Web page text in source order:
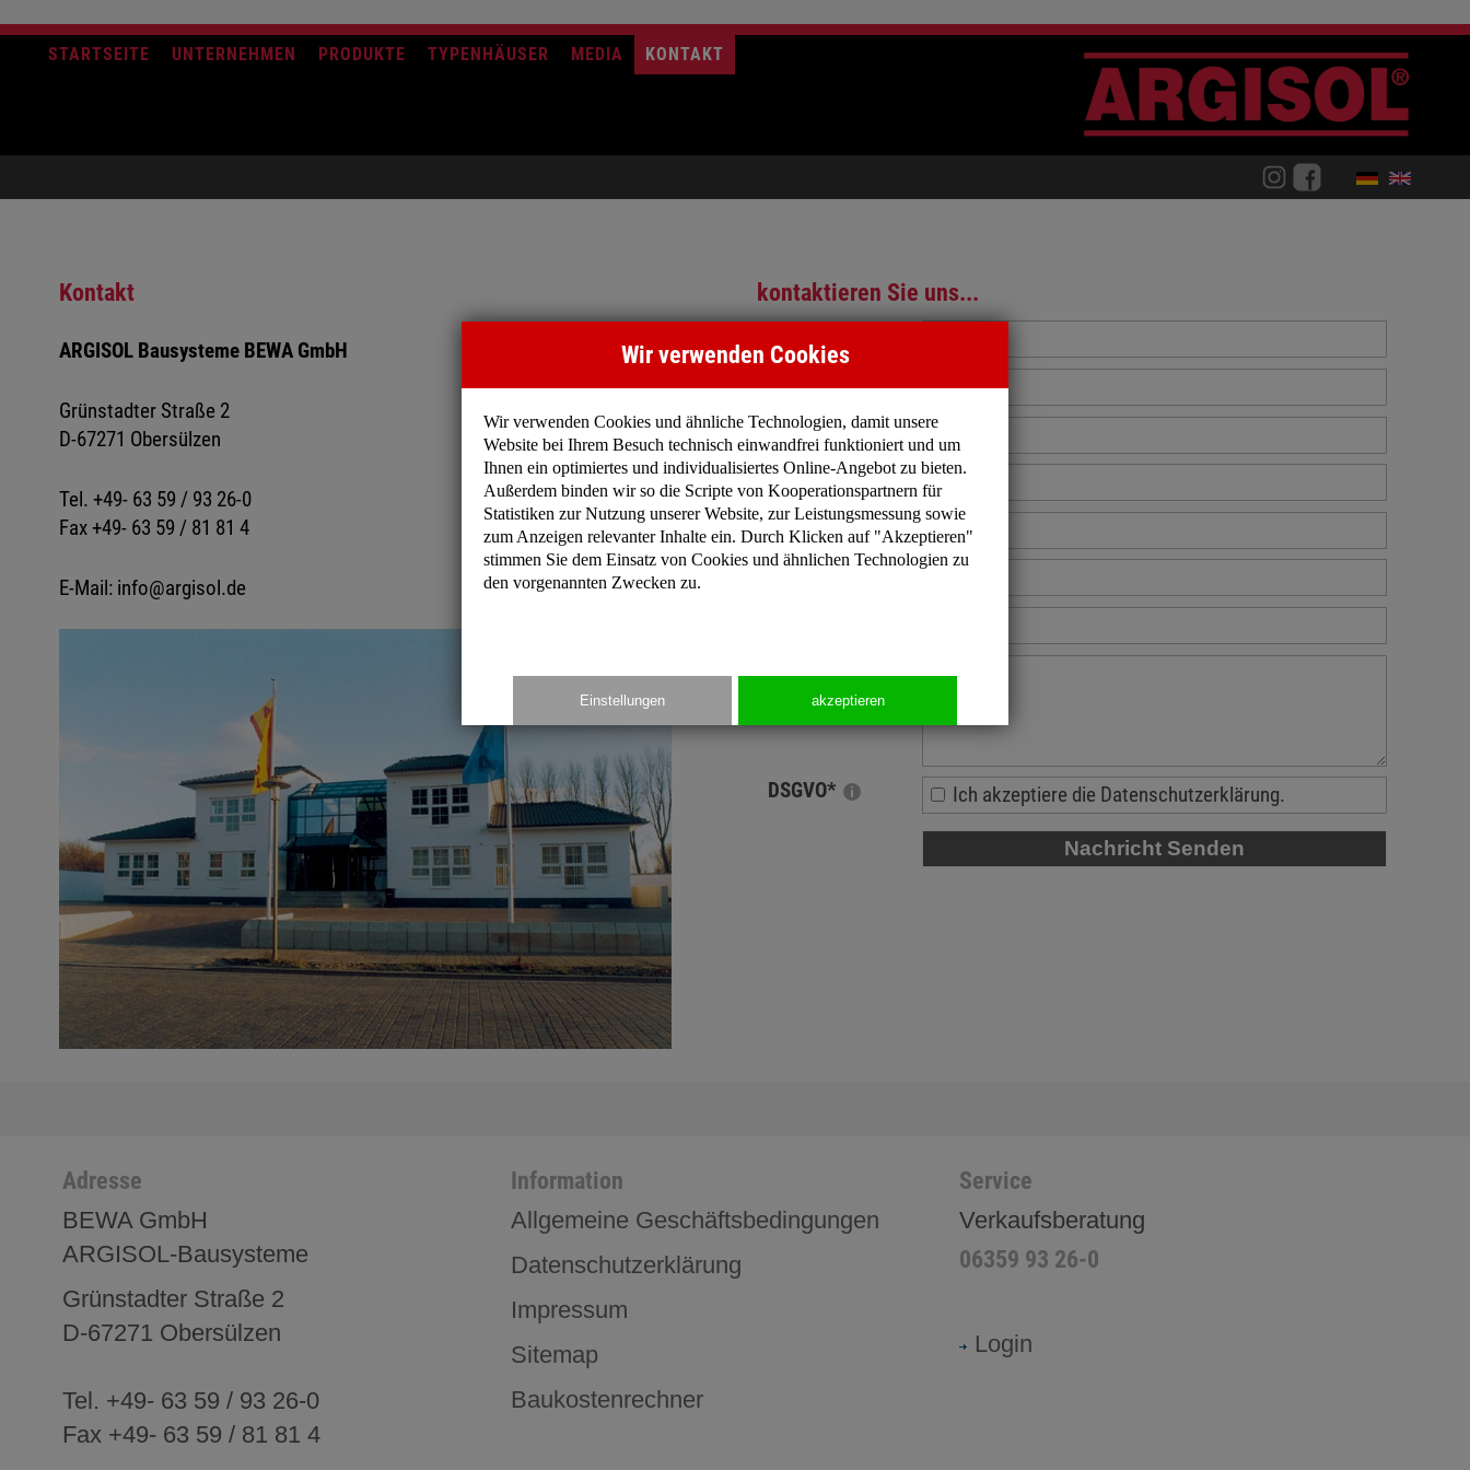
STARTSEITE UNTERNEHMEN PRODUKTE TYPENHÄUSER MEDIA KONTAKT
Kontakt
ARGISOL Bausysteme BEWA GmbH
Grünstadter Straße 2
D-67271 Obersülzen
Tel. +49- 63 59 / 93 26-0
Fax +49- 63 59 / 81 81 4
E-Mail: info@argisol.de
kontaktieren Sie uns...
Name*
Straße, Nr.*
Ort*
PLZ
Telefon*
DSGVO* Ich akzeptiere die Datenschutzerklärung.
Adresse
BEWA GmbH
ARGISOL-Bausysteme
Grünstadter Straße 2
D-67271 Obersülzen
Tel. +49- 63 59 / 93 26-0
Fax +49- 63 59 / 81 81 4
Information
Allgemeine Geschäftsbedingungen
Datenschutzerklärung
Impressum
Sitemap
Baukostenrechner
Service
Verkaufsberatung
06359 93 26-0
Login
Wir verwenden Cookies
Wir verwenden Cookies und ähnliche Technologien, damit unsere
Website bei Ihrem Besuch technisch einwandfrei funktioniert und um
Ihnen ein optimiertes und individualisiertes Online-Angebot zu bieten.
Außerdem binden wir so die Scripte von Kooperationspartnern für
Statistiken zur Nutzung unserer Website, zur Leistungsmessung sowie
zum Anzeigen relevanter Inhalte ein. Durch Klicken auf "Akzeptieren"
stimmen Sie dem Einsatz von Cookies und ähnlichen Technologien zu
den vorgenannten Zwecken zu.
Einstellungen akzeptieren